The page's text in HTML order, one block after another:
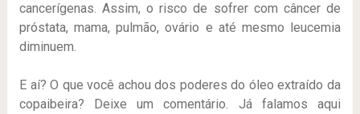
cancerígenas. Assim, o risco de sofrer com câncer de
próstata, mama, pulmão, ovário e até mesmo leucemia
diminuem.
E aí? O que você achou dos poderes do óleo extraído da
copaibeira? Deixe um comentário. Já falamos aqui